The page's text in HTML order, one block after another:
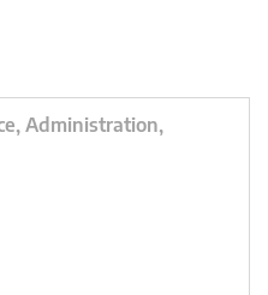
Administration,